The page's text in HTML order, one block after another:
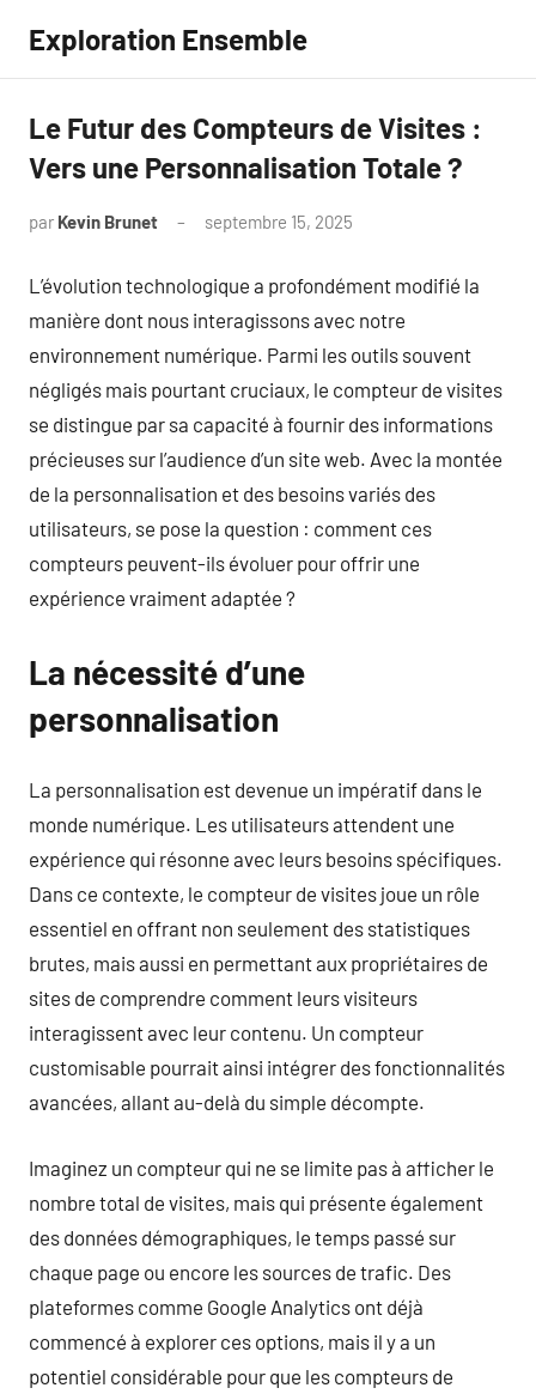
contenu
Exploration Ensemble
Le Futur des Compteurs de Visites :
Vers une Personnalisation Totale ?
par Kevin Brunet septembre 15, 2025
L’évolution technologique a profondément modifié la
manière dont nous interagissons avec notre
environnement numérique. Parmi les outils souvent
négligés mais pourtant cruciaux, le compteur de visites
se distingue par sa capacité à fournir des informations
précieuses sur l’audience d’un site web. Avec la montée
de la personnalisation et des besoins variés des
utilisateurs, se pose la question : comment ces
compteurs peuvent-ils évoluer pour offrir une
expérience vraiment adaptée ?
La nécessité d’une
personnalisation
La personnalisation est devenue un impératif dans le
monde numérique. Les utilisateurs attendent une
expérience qui résonne avec leurs besoins spécifiques.
Dans ce contexte, le compteur de visites joue un rôle
essentiel en offrant non seulement des statistiques
brutes, mais aussi en permettant aux propriétaires de
sites de comprendre comment leurs visiteurs
interagissent avec leur contenu. Un compteur
customisable pourrait ainsi intégrer des fonctionnalités
avancées, allant au-delà du simple décompte.
Imaginez un compteur qui ne se limite pas à afficher le
nombre total de visites, mais qui présente également
des données démographiques, le temps passé sur
chaque page ou encore les sources de trafic. Des
plateformes comme Google Analytics ont déjà
commencé à explorer ces options, mais il y a un
potentiel considérable pour que les compteurs de